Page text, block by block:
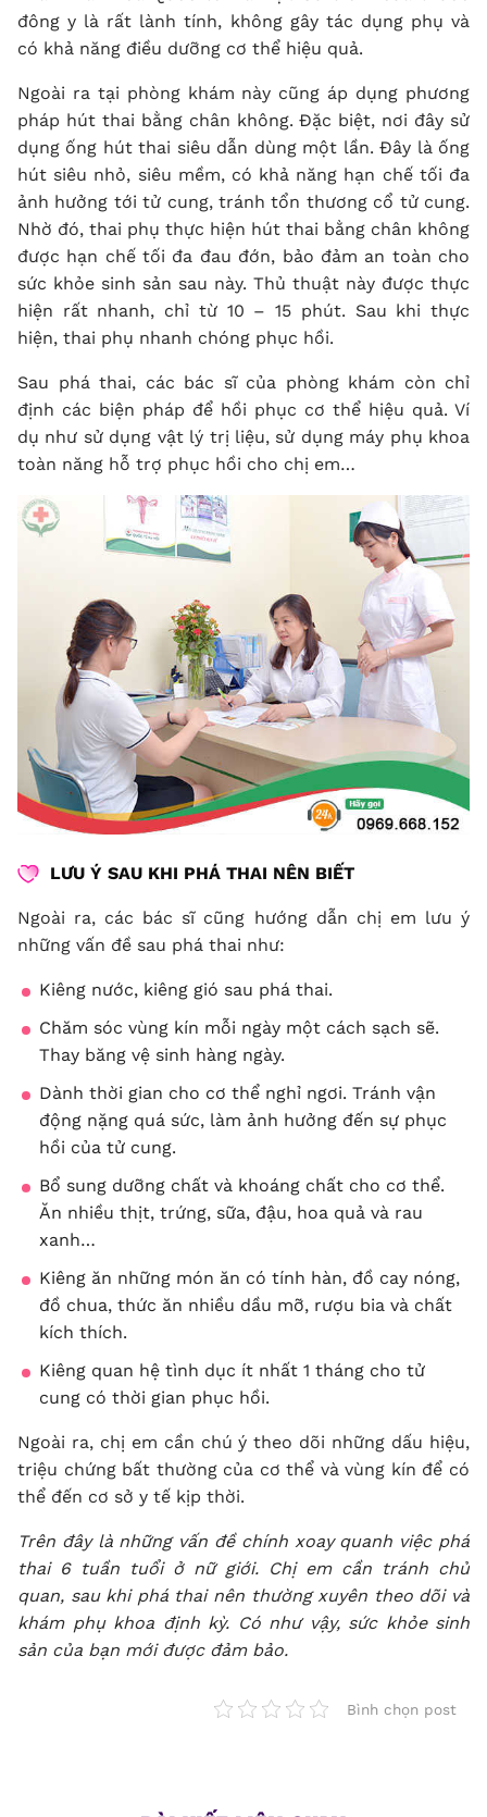
đông y là rất lành tính, không gây tác dụng phụ và
có khả năng điều dưỡng cơ thể hiệu quả.
Ngoài ra tại phòng khám này cũng áp dụng phương
pháp hút thai bằng chân không. Đặc biệt, nơi đây sử
dụng ống hút thai siêu dẫn dùng một lần. Đây là ống
hút siêu nhỏ, siêu mềm, có khả năng hạn chế tối đa
ảnh hưởng tới tử cung, tránh tổn thương cổ tử cung.
Nhờ đó, thai phụ thực hiện hút thai bằng chân không
được hạn chế tối đa đau đớn, bảo đảm an toàn cho
sức khỏe sinh sản sau này. Thủ thuật này được thực
hiện rất nhanh, chỉ từ 10 – 15 phút. Sau khi thực
hiện, thai phụ nhanh chóng phục hồi.
Sau phá thai, các bác sĩ của phòng khám còn chỉ
định các biện pháp để hồi phục cơ thể hiệu quả. Ví
dụ như sử dụng vật lý trị liệu, sử dụng máy phụ khoa
toàn năng hỗ trợ phục hồi cho chị em…
LƯU Ý SAU KHI PHÁ THAI NÊN BIẾT
Ngoài ra, các bác sĩ cũng hướng dẫn chị em lưu ý
những vấn đề sau phá thai như:
Kiêng nước, kiêng gió sau phá thai.
Chăm sóc vùng kín mỗi ngày một cách sạch sẽ.
Thay băng vệ sinh hàng ngày.
Dành thời gian cho cơ thể nghỉ ngơi. Tránh vận
động nặng quá sức, làm ảnh hưởng đến sự phục
hồi của tử cung.
Bổ sung dưỡng chất và khoáng chất cho cơ thể.
Ăn nhiều thịt, trứng, sữa, đậu, hoa quả và rau
xanh…
Kiêng ăn những món ăn có tính hàn, đồ cay nóng,
đồ chua, thức ăn nhiều dầu mỡ, rượu bia và chất
kích thích.
Kiêng quan hệ tình dục ít nhất 1 tháng cho tử
cung có thời gian phục hồi.
Ngoài ra, chị em cần chú ý theo dõi những dấu hiệu,
triệu chứng bất thường của cơ thể và vùng kín để có
thể đến cơ sở y tế kịp thời.
Trên đây là những vấn đề chính xoay quanh việc phá
thai 6 tuần tuổi ở nữ giới. Chị em cần tránh chủ
quan, sau khi phá thai nên thường xuyên theo dõi và
khám phụ khoa định kỳ. Có như vậy, sức khỏe sinh
sản của bạn mới được đảm bảo.
Bình chọn post